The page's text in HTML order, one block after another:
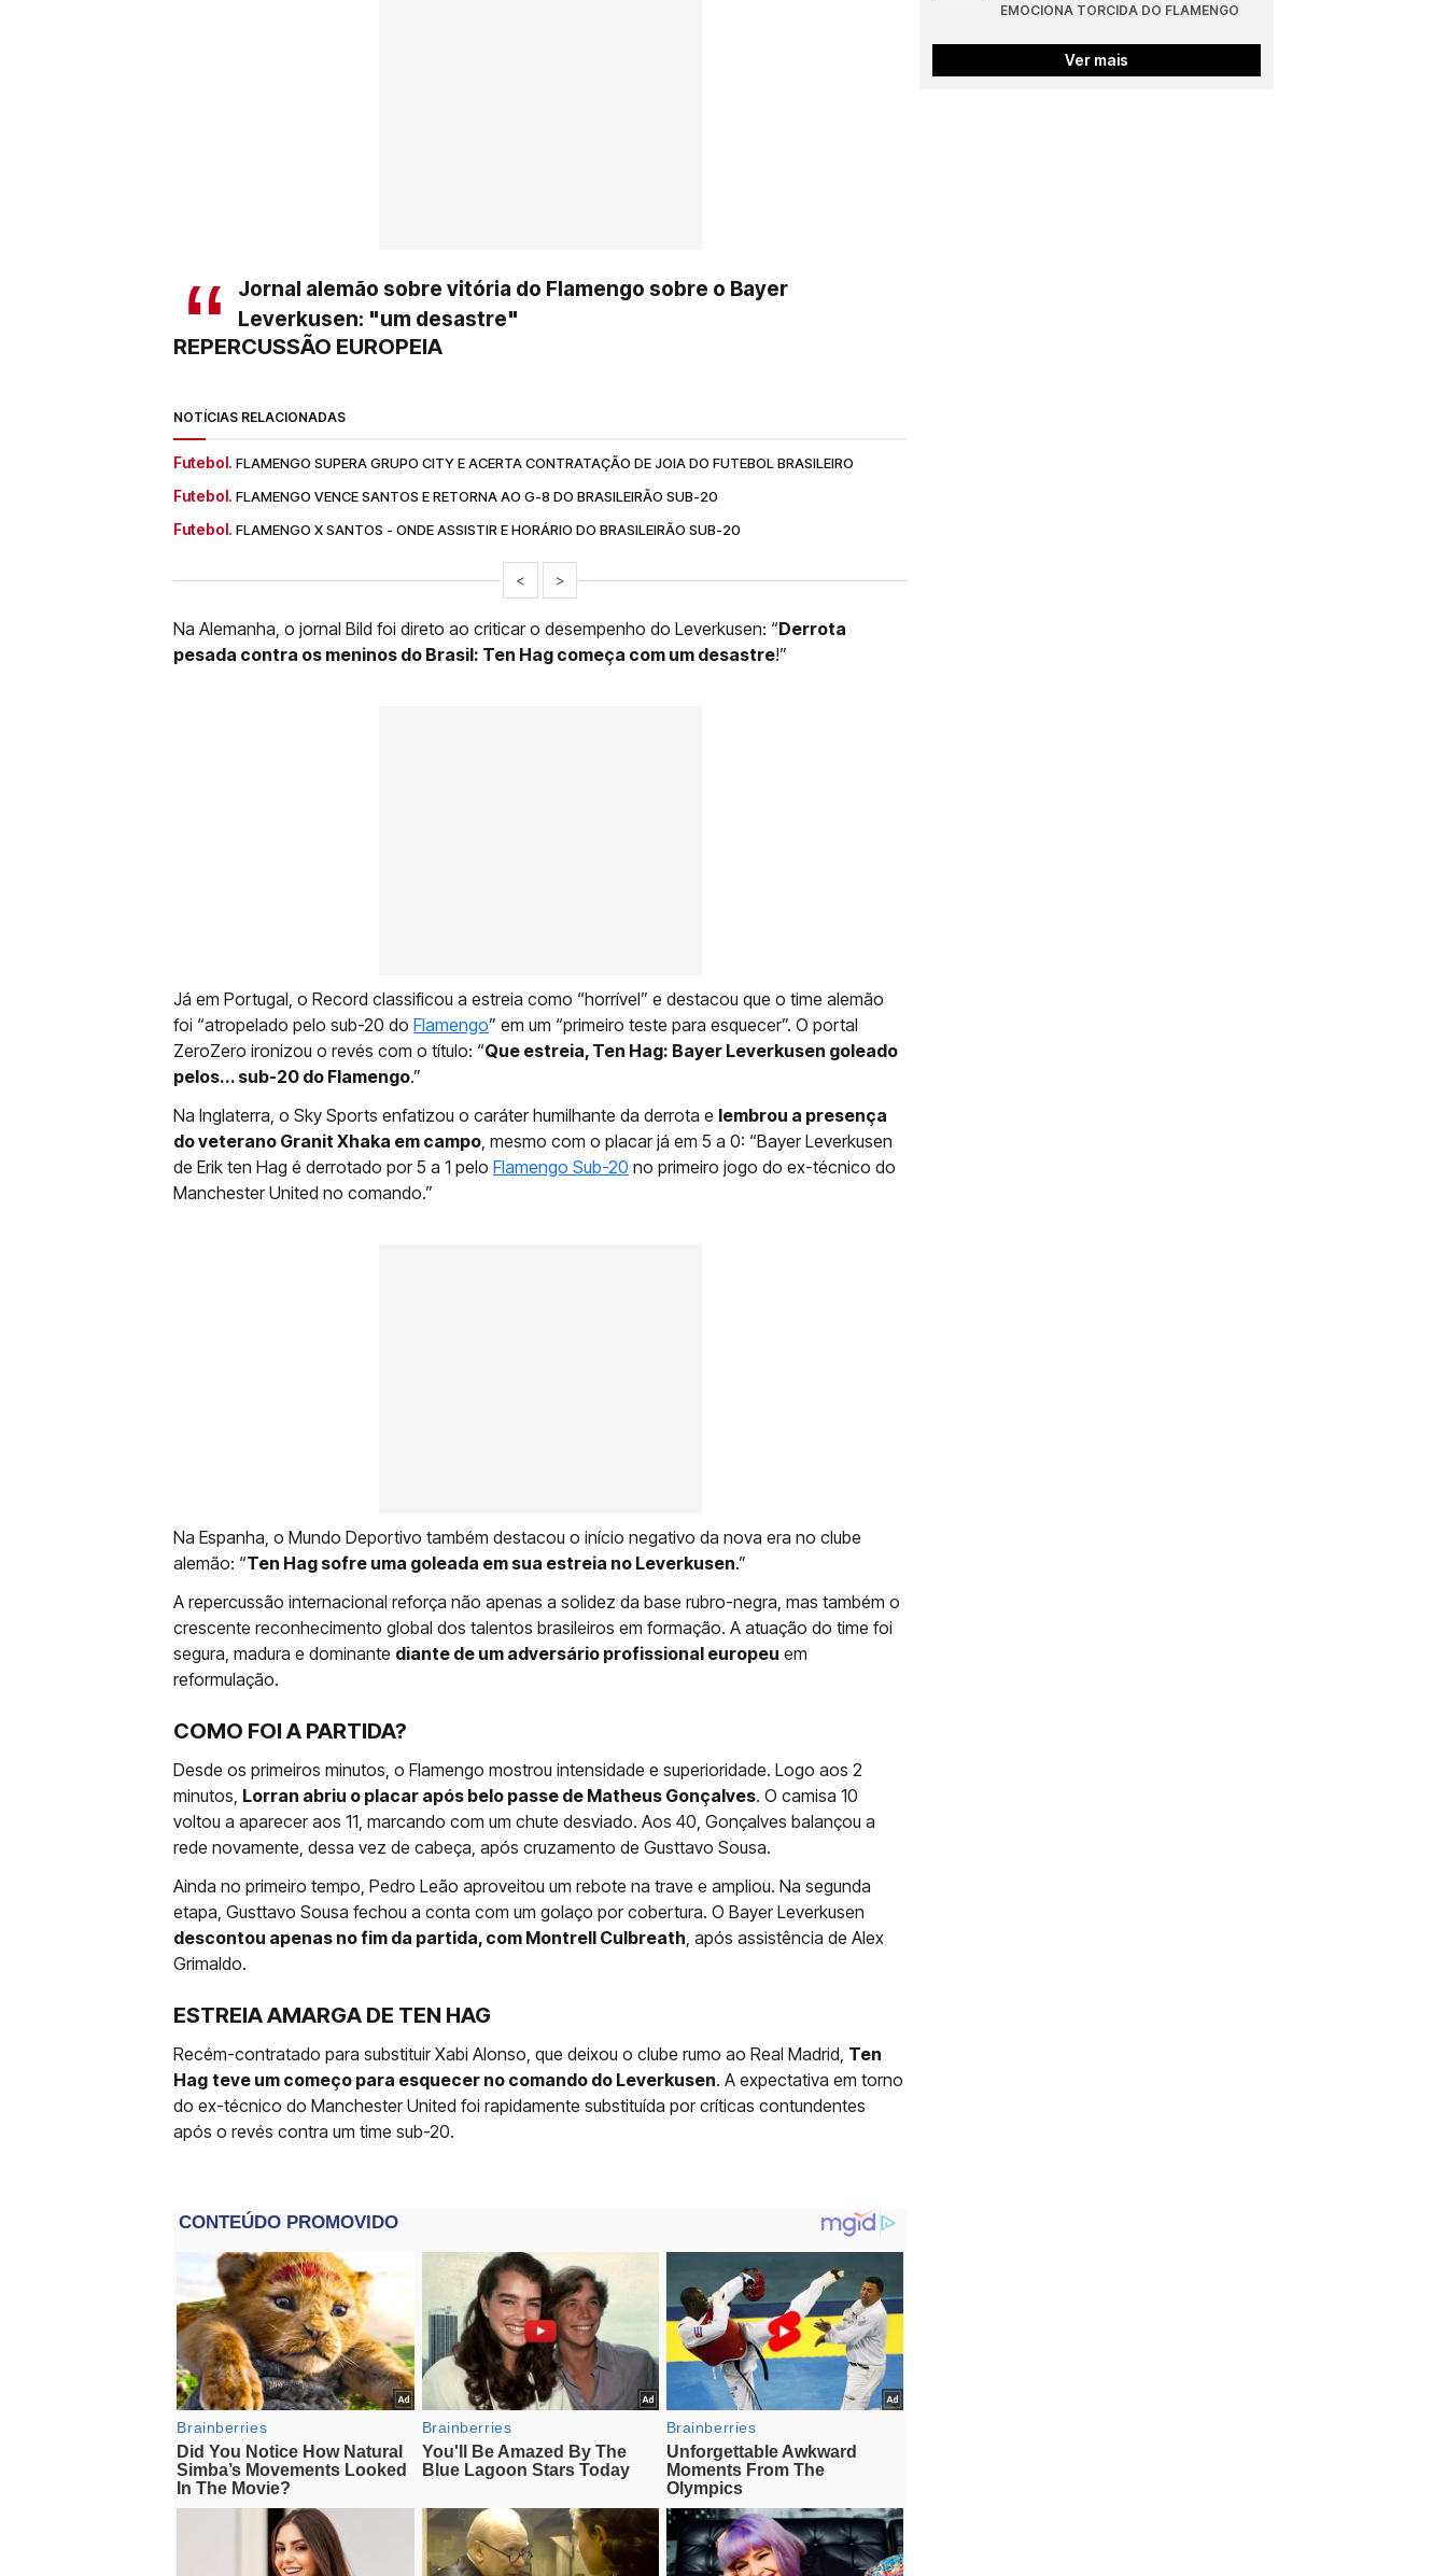
Jornal alemão sobre vitória do Flamengo sobre o Bayer
Leverkusen: "um desastre"
REPERCUSSÃO EUROPEIA
NOTÍCIAS RELACIONADAS
Futebol. FLAMENGO SUPERA GRUPO CITY E ACERTA CONTRATAÇÃO DE JOIA DO FUTEBOL BRASILEIRO
Futebol. FLAMENGO VENCE SANTOS E RETORNA AO G-8 DO BRASILEIRÃO SUB-20
Futebol. FLAMENGO X SANTOS - ONDE ASSISTIR E HORÁRIO DO BRASILEIRÃO SUB-20
< >
Na Alemanha, o jornal Bild foi direto ao criticar o desempenho do Leverkusen: “Derrota
pesada contra os meninos do Brasil: Ten Hag começa com um desastre!”
Já em Portugal, o Record classificou a estreia como “horrível” e destacou que o time alemão
foi “atropelado pelo sub-20 do Flamengo” em um “primeiro teste para esquecer”. O portal
ZeroZero ironizou o revés com o título: “Que estreia, Ten Hag: Bayer Leverkusen goleado
pelos... sub-20 do Flamengo.”
Na Inglaterra, o Sky Sports enfatizou o caráter humilhante da derrota e lembrou a presença
do veterano Granit Xhaka em campo, mesmo com o placar já em 5 a 0: “Bayer Leverkusen
de Erik ten Hag é derrotado por 5 a 1 pelo Flamengo Sub-20 no primeiro jogo do ex-técnico do
Manchester United no comando.”
Na Espanha, o Mundo Deportivo também destacou o início negativo da nova era no clube
alemão: “Ten Hag sofre uma goleada em sua estreia no Leverkusen.”
A repercussão internacional reforça não apenas a solidez da base rubro-negra, mas também o
crescente reconhecimento global dos talentos brasileiros em formação. A atuação do time foi
segura, madura e dominante diante de um adversário profissional europeu em
reformulação.
COMO FOI A PARTIDA?
Desde os primeiros minutos, o Flamengo mostrou intensidade e superioridade. Logo aos 2
minutos, Lorran abriu o placar após belo passe de Matheus Gonçalves. O camisa 10
voltou a aparecer aos 11, marcando com um chute desviado. Aos 40, Gonçalves balançou a
rede novamente, dessa vez de cabeça, após cruzamento de Gusttavo Sousa.
Ainda no primeiro tempo, Pedro Leão aproveitou um rebote na trave e ampliou. Na segunda
etapa, Gusttavo Sousa fechou a conta com um golaço por cobertura. O Bayer Leverkusen
descontou apenas no fim da partida, com Montrell Culbreath, após assistência de Alex
Grimaldo.
ESTREIA AMARGA DE TEN HAG
Recém-contratado para substituir Xabi Alonso, que deixou o clube rumo ao Real Madrid, Ten
Hag teve um começo para esquecer no comando do Leverkusen. A expectativa em torno
do ex-técnico do Manchester United foi rapidamente substituída por críticas contundentes
após o revés contra um time sub-20.
EMOCIONA TORCIDA DO FLAMENGO
Ver mais